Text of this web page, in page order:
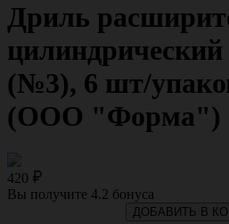
Дриль
(№3), 6 шт/
(ООО "Форма")
420
Вы получите 4.2 бонуса
ДОБАВИТЬ В